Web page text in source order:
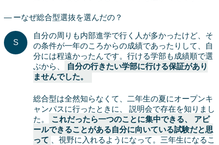
ーなぜ総合型選抜を選んだの？
自分の周りも内部進学で行く人が多かったけど、そ
の条件が一年のころからの成績であったりして、自
分には程遠かったんです。行ける学部も成績順で選
ぶから、
自分の行きたい学部に行ける保証があり
ませんでした。
総合型は全然知らなくて、二年生の夏にオープンキ
ャンパスに行ったときに、 説明会で存在を知りまし
た。
これだったら一つのことに集中できる、 アピ
ールできることがある自分に向いている試験だと思
って
、視野に入れるようになって。三年生になるこ